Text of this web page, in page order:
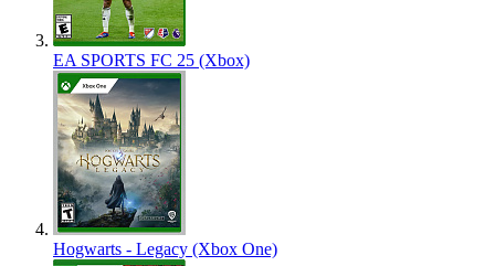
EA SPORTS FC 25 (Xbox)
Hogwarts - Legacy (Xbox One)